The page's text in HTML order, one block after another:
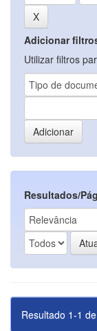
Adicionar
Utilizar filtros
Resultados/
Resultado 1-1